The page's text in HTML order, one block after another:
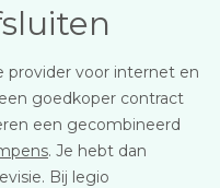
provider voor internet en
goedkoper contract
een gecombineerd
. Je hebt dan
Bij legio